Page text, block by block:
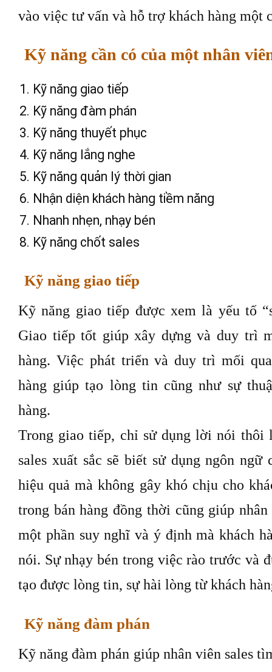
vào việc tư vấn và hỗ trợ khách hàng một
Kỹ năng cần có của một nhân
Kỹ năng giao tiếp
Kỹ năng đàm phán
Kỹ năng thuyết phục
Kỹ năng lắng nghe
Kỹ năng quản lý thời gian
Nhận diện khách hàng tiềm năng
Nhanh nhẹn, nhạy bén
Kỹ năng chốt sales
Kỹ năng giao tiếp
Kỹ năng giao tiếp được xem là yếu tố
Giao tiếp tốt giúp xây dựng và duy trì
hàng. Việc phát triển và duy trì mối
hàng giúp tạo lòng tin cũng như sự
hàng.
Trong giao tiếp, chỉ sử dụng lời nói thôi
sales xuất sắc sẽ biết sử dụng ngôn
hiệu quả mà không gây khó chịu cho
trong bán hàng đồng thời cũng giúp
một phần suy nghĩ và ý định mà khách
nói. Sự nhạy bén trong việc rào trước và
tạo được lòng tin, sự hài lòng từ khách
Kỹ năng đàm phán
Kỹ năng đàm phán giúp nhân viên sales